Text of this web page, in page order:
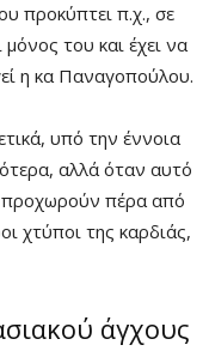
προκύπτει π.χ., σε
του και έχει να
η κα Παναγοπούλου.
υπό την έννοια
αλλά όταν αυτό
προχωρούν πέρα από
χτύποι της καρδιάς,
άγχους